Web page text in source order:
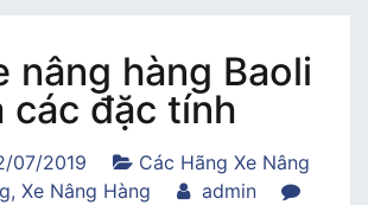
nâng hàng Baoli
các đặc tính
07/2019
Các Hãng Xe Nâng
, Xe Nâng Hàng
admin